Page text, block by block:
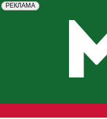
erid: 2SDnjcySKKc
РЕКЛАМА
Реклама